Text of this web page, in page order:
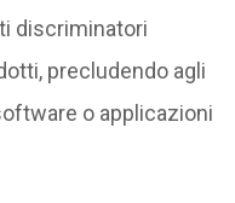
discriminatori
precludendo agli
o applicazioni